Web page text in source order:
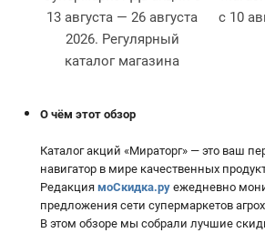
13 августа — 26 августа
2026. Регулярный
каталог магазина
с 10
О чём этот обзор
Каталог акций «Мираторг» — это ваш
навигатор в мире качественных
Редакция моСкидка.ру ежедневно
предложения сети супермаркетов
В этом обзоре мы собрали лучшие